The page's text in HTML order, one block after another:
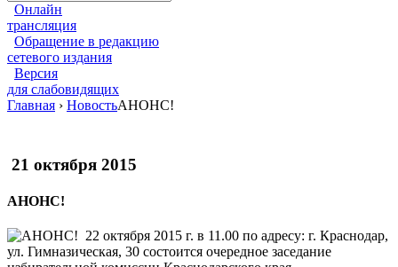
Онлайн
трансляция
Обращение в редакцию
сетевого издания
Версия
для слабовидящих
Главная › НовостьАНОНС!
21 октября 2015
АНОНС!
22 октября 2015 г. в 11.00 по адресу: г. Краснодар,
ул. Гимназическая, 30 состоится очередное заседание